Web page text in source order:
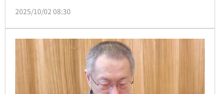
欉」並非判斷品質的依據，仍要看農民的栽培管理，另
皮油胞的精油刺激。
2025/10/02 08:30